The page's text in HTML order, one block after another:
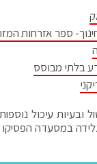
ספר אזרחות
בלתי מבוסס
ובעיות עיכול
במסעדה